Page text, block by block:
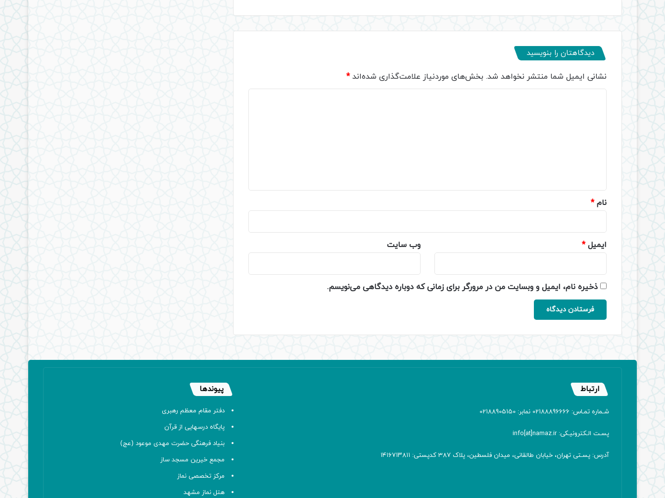
دیدگاهتان را بنویسید
نشانی ایمیل شما منتشر نخواهد شد. بخش‌های موردنیاز علامت‌گذاری شده‌اند*
نام*
ایمیل* وب‌ سایت
ذخیره نام، ایمیل و وبسایت من در مرورگر برای زمانی که دوباره دیدگاهی می‌نویسم.
ارتباط
شـماره تمـاس: 02188896666 نمابر: 02188905150
پسـت الـکترونیـکی: info[at]namaz.ir
آدرس: پسـتی تهران، خیابان طالقانی، میدان فلسطین، پلاک 387 کدپستی: ۱۴۱۶۷۱۳۸۱۱
پیوندها
دفتر مقام معظم رهبری
پایگاه درسهایی از قرآن
بنیاد فرهنگی حضرت مهدی موعود (عج)
مجمع خیرین مسجد ساز
مرکز تخصصی نماز
هتل نماز مشهد